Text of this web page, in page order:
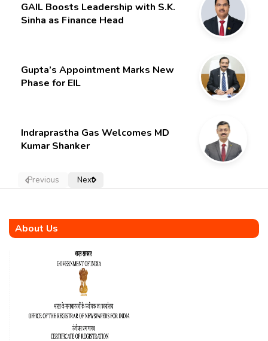
GAIL Boosts Leadership with S.K.
Sinha as Finance Head
Gupta’s Appointment Marks New
Phase for EIL
Indraprastha Gas Welcomes MD
Kumar Shanker
Previous Next
About Us